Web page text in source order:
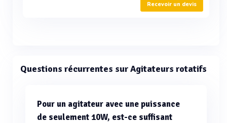
Recevoir un devis
Questions récurrentes sur Agitateurs rotatifs
Pour un agitateur avec une puissance
de seulement 10W, est-ce suffisant